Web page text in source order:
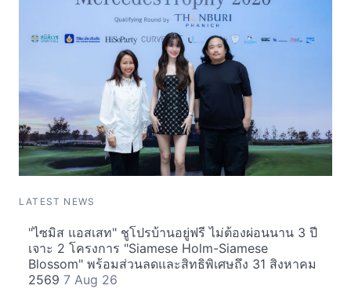
LATEST NEWS
"ไซมิส แอสเสท" ชูโปรบ้านอยู่ฟรี ไม่ต้องผ่อนนาน 3 ปี
เจาะ 2 โครงการ "Siamese Holm-Siamese
Blossom" พร้อมส่วนลดและสิทธิพิเศษถึง 31 สิงหาคม
2569 7 Aug 26